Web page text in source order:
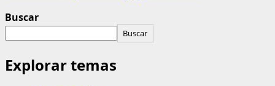
Buscar
Buscar
Explorar temas